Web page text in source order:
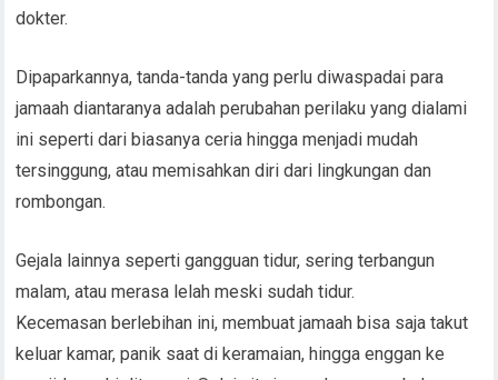
dokter.
Dipaparkannya, tanda-tanda yang perlu diwaspadai para
jamaah diantaranya adalah perubahan perilaku yang dialami
ini seperti dari biasanya ceria hingga menjadi mudah
tersinggung, atau memisahkan diri dari lingkungan dan
rombongan.
Gejala lainnya seperti gangguan tidur, sering terbangun
malam, atau merasa lelah meski sudah tidur.
Kecemasan berlebihan ini, membuat jamaah bisa saja takut
keluar kamar, panik saat di keramaian, hingga enggan ke